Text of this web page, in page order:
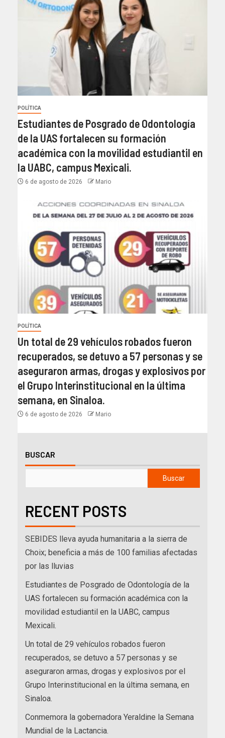
POLÍTICA
Estudiantes de Posgrado de Odontología
de la UAS fortalecen su formación
académica con la movilidad estudiantil en
la UABC, campus Mexicali.
6 de agosto de 2026 Mario
POLÍTICA
Un total de 29 vehículos robados fueron
recuperados, se detuvo a 57 personas y se
aseguraron armas, drogas y explosivos por
el Grupo Interinstitucional en la última
semana, en Sinaloa.
6 de agosto de 2026 Mario
BUSCAR
Buscar
RECENT POSTS
SEBIDES lleva ayuda humanitaria a la sierra de
Choix; beneficia a más de 100 familias afectadas
por las lluvias
Estudiantes de Posgrado de Odontología de la
UAS fortalecen su formación académica con la
movilidad estudiantil en la UABC, campus
Mexicali.
Un total de 29 vehículos robados fueron
recuperados, se detuvo a 57 personas y se
aseguraron armas, drogas y explosivos por el
Grupo Interinstitucional en la última semana, en
Sinaloa.
Conmemora la gobernadora Yeraldine la Semana
Mundial de la Lactancia.